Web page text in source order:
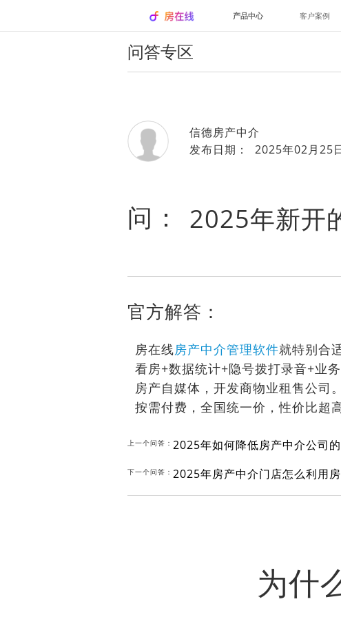
产品中心 客户案例
问答专区
信德房产中介
发布日期： 2025年02月25
问： 2025年新开
官方解答：
房在线房产中介管理软件就特别合
看房+数据统计+隐号拨打录音+业
房产自媒体，开发商物业租售公司
按需付费，全国统一价，性价比超
上一个问答： 2025年如何降低房产中介公司
下一个问答： 2025年房产中介门店怎么利用
为什